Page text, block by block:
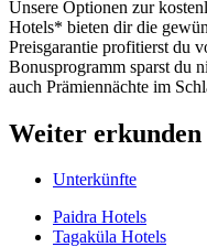
Unsere Optionen zur
Hotels* bieten dir die
Preisgarantie profitierst du
Bonusprogramm sparst du
auch Prämiennächte im
Weiter erkunden
Unterkünfte
Paidra Hotels
Tagaküla Hotels